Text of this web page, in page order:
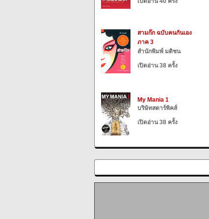
สามก๊ก ฉบับคนกันเอง
ภาค 3
สำนักพิมพ์ มติชน
เปิดอ่าน 38 ครั้ง
My Mania 1
บริษัทสตาร์พิคส์
เปิดอ่าน 38 ครั้ง